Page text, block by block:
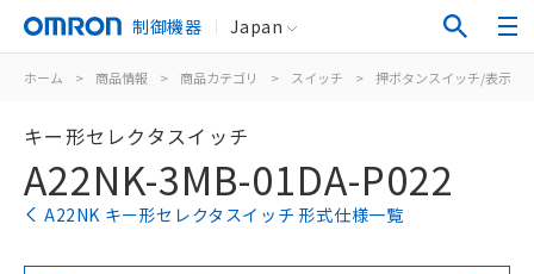
制御機器 Japan
ホーム > 商品情報 > 商品カテゴリ > スイッチ > 押ボタンスイッチ/表示灯
キー形セレクタスイッチ
A22NK-3MB-01DA-P022
A22NK キー形セレクタスイッチ 形式仕様一覧